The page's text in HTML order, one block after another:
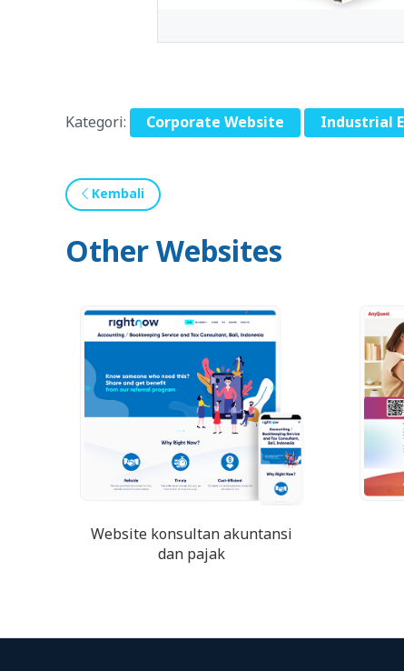
Kategori: Corporate Website Industrial
Kembali
Other Websites
Website konsultan akuntansi
dan pajak